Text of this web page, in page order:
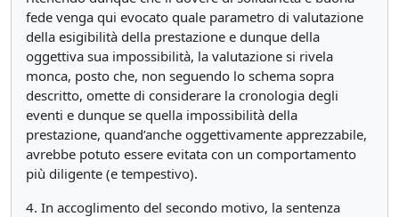
fede venga qui evocato quale parametro di valutazione
della esigibilità della prestazione e dunque della
oggettiva sua impossibilità, la valutazione si rivela
monca, posto che, non seguendo lo schema sopra
descritto, omette di considerare la cronologia degli
eventi e dunque se quella impossibilità della
prestazione, quand’anche oggettivamente apprezzabile,
avrebbe potuto essere evitata con un comportamento
più diligente (e tempestivo).
4. In accoglimento del secondo motivo, la sentenza